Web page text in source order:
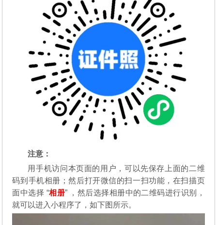
注意：
用手机访问本页面的用户，可以先保存上面的二维
码到手机相册；然后打开微信的扫一扫功能，在扫描页
面中选择 “相册” ，然后选择相册中的二维码进行识别，
就可以进入小程序了，如下图所示。